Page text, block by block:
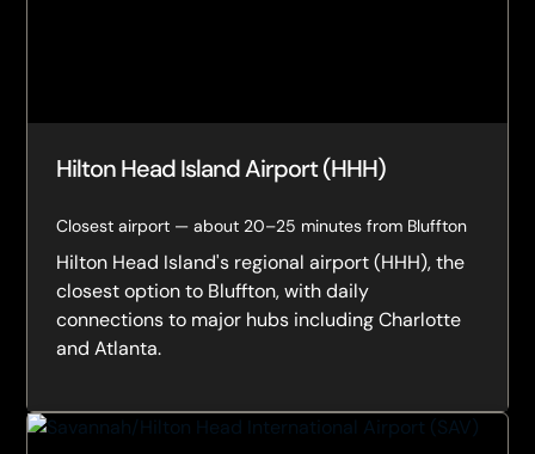
Hilton Head Island Airport (HHH)
Closest airport — about 20–25 minutes from Bluffton
Hilton Head Island's regional airport (HHH), the
closest option to Bluffton, with daily
connections to major hubs including Charlotte
and Atlanta.